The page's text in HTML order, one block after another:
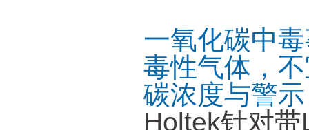
一氧化碳中
毒性气体，
碳浓度与警
Holtek针对